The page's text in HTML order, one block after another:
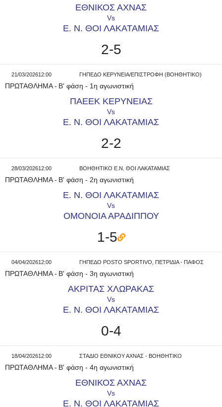
ΕΘΝΙΚΟΣ ΑΧΝΑΣ
Vs
Ε. Ν. ΘΟΙ ΛΑΚΑΤΑΜΙΑΣ
2-5
21/03/202612:00 ΓΗΠΕΔΟ ΚΕΡΥΝΕΙΑ/ΕΠΙΣΤΡΟΦΗ (ΒΟΗΘΗΤΙΚΟ)
ΠΡΩΤΑΘΛΗΜΑ- B' φάση - 1η αγωνιστική
ΠΑΕΕΚ ΚΕΡΥΝΕΙΑΣ
Vs
Ε. Ν. ΘΟΙ ΛΑΚΑΤΑΜΙΑΣ
2-2
28/03/202612:00 ΒΟΗΘΗΤΙΚΟ Ε.Ν. ΘΟΙ ΛΑΚΑΤΑΜΙΑΣ
ΠΡΩΤΑΘΛΗΜΑ- B' φάση - 2η αγωνιστική
Ε. Ν. ΘΟΙ ΛΑΚΑΤΑΜΙΑΣ
Vs
ΟΜΟΝΟΙΑ ΑΡΑΔΙΠΠΟΥ
1-5
04/04/202612:00 ΓΗΠΕΔΟ POSTO SPORTIVO, ΠΕΤΡΙΔΙΑ - ΠΑΦΟΣ
ΠΡΩΤΑΘΛΗΜΑ- B' φάση - 3η αγωνιστική
ΑΚΡΙΤΑΣ ΧΛΩΡΑΚΑΣ
Vs
Ε. Ν. ΘΟΙ ΛΑΚΑΤΑΜΙΑΣ
0-4
18/04/202612:00 ΣΤΑΔΙΟ ΕΘΝΙΚΟΥ ΑΧΝΑΣ - ΒΟΗΘΗΤΙΚΟ
ΠΡΩΤΑΘΛΗΜΑ- B' φάση - 4η αγωνιστική
ΕΘΝΙΚΟΣ ΑΧΝΑΣ
Vs
Ε. Ν. ΘΟΙ ΛΑΚΑΤΑΜΙΑΣ